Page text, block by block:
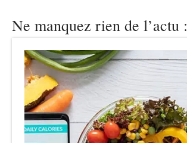
Ne manquez rien de l’actu :